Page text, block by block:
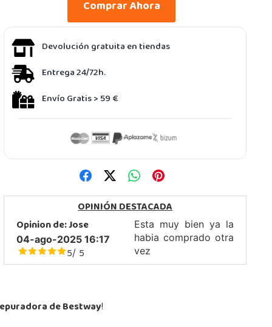
Comprar Ahora
Devolución gratuita en tiendas
Entrega 24/72h.
Envío Gratis > 59 €
OPINIÓN DESTACADA
Opinion de:Jose
04-ago-2025 16:17
5/ 5
Esta muy bien ya la
habia comprado otra
vez
de Bestway!